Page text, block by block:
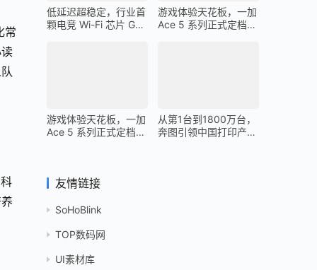
常
低延迟超稳定，行业首
颗电竞 Wi-Fi 芯片 G1
游戏体验天花板，一加
Ace 5 系列正式定档
游戏体验天花板，一加
Ace 5 系列正式定档
从第1台到1800万台，
奔图引领中国打印产业
友情链接
SoHoBlink
TOP数码网
UI素材库